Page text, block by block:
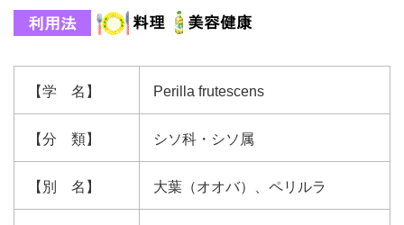
【学 名】 Perilla frutescens
【分 類】 シソ科・シソ属
【別 名】 大葉（オオバ）、ペリルラ